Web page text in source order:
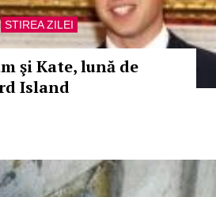
STIREA ZILEI
şi Kate, lună de
Island